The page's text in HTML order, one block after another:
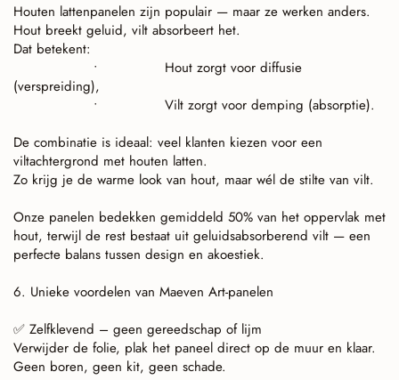
Houten lattenpanelen zijn populair — maar ze werken anders.
Hout breekt geluid, vilt absorbeert het.
Dat betekent:
•
Hout zorgt voor diffusie
(verspreiding),
•
Vilt zorgt voor demping (absorptie).
De combinatie is ideaal: veel klanten kiezen voor een
viltachtergrond met houten latten.
Zo krijg je de warme look van hout, maar wél de stilte van vilt.
Onze panelen bedekken gemiddeld 50% van het oppervlak met
hout, terwijl de rest bestaat uit geluidsabsorberend vilt — een
perfecte balans tussen design en akoestiek.
6. Unieke voordelen van Maeven Art-panelen
✅ Zelfklevend – geen gereedschap of lijm
Verwijder de folie, plak het paneel direct op de muur en klaar.
Geen boren, geen kit, geen schade.